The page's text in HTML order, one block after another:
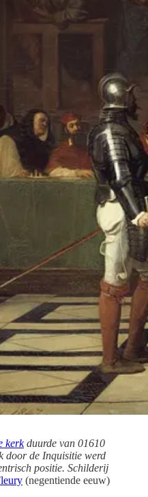
kerkduurde van 01610
door de Inquisitie werd
positie. Schilderij
(negentiende eeuw)